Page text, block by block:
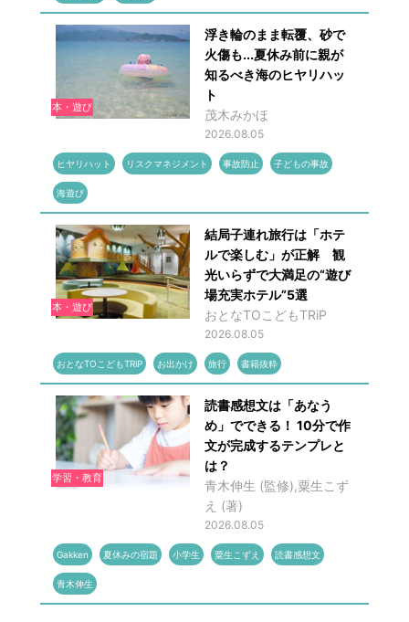
本・遊び
浮き輪のまま転覆、砂で
火傷も...夏休み前に親が
知るべき海のヒヤリハッ
ト
茂木みかほ
2026.08.05
ヒヤリハット リスクマネジメント 事故防止 子どもの事故
海遊び
本・遊び
結局子連れ旅行は「ホテ
ルで楽しむ」が正解 観
光いらずで大満足の“遊び
場充実ホテル”5選
おとなTOこどもTRiP
2026.08.05
おとなTOこどもTRiP お出かけ 旅行 書籍抜粋
学習・教育
読書感想文は「あなう
め」でできる！ 10分で作
文が完成するテンプレと
は？
青木伸生 (監修),粟生こず
え (著)
2026.08.05
Gakken 夏休みの宿題 小学生 粟生こずえ 読書感想文
青木伸生